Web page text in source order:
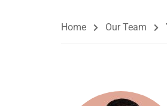
Home Our Team